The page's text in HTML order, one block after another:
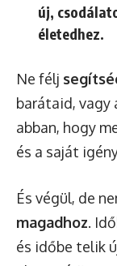
új,
életedhez.
Ne félj
barátaid, vagy
abban, hogy
és a saját
És végül, de
magadhoz.
és időbe telik